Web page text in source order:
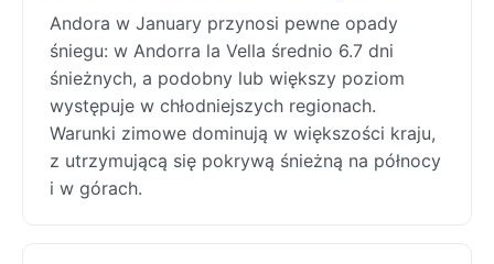
Andora w January przynosi pewne opady
śniegu: w Andorra la Vella średnio 6.7 dni
śnieżnych, a podobny lub większy poziom
występuje w chłodniejszych regionach.
Warunki zimowe dominują w większości kraju,
z utrzymującą się pokrywą śnieżną na północy
i w górach.